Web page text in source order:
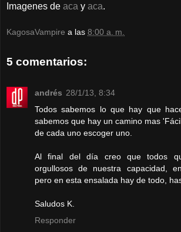
Imagenes de aca y aca.
KagosaVampire a las 8:00 a. m.
5 comentarios:
andrés 28/1/13, 8:34
Todos sabemos lo que hay que
sabemos que hay un camino mas
de cada uno escoger uno.
Al final del día creo que todos
orgullosos de nuestra capacidad,
pero en esta ensalada hay de todo,
Saludos K.
Responder